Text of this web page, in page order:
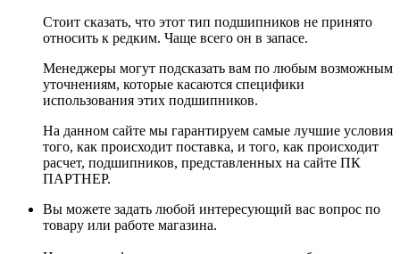
Стоит сказать, что этот тип подшипников не принято
относить к редким. Чаще всего он в запасе.
Менеджеры могут подсказать вам по любым возможным
уточнениям, которые касаются специфики
использования этих подшипников.
На данном сайте мы гарантируем самые лучшие условия
того, как происходит поставка, и того, как происходит
расчет, подшипников, представленных на сайте ПК
ПАРТНЕР.
Вы можете задать любой интересующий вас вопрос по
товару или работе магазина.